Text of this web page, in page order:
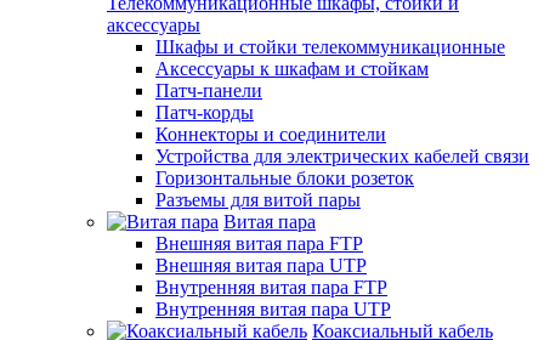
аксессуары
Шкафы и стойки телекоммуникационные
Аксессуары к шкафам и стойкам
Патч-панели
Патч-корды
Коннекторы и соединители
Устройства для электрических кабелей связи
Горизонтальные блоки розеток
Разъемы для витой пары
Витая пара
Внешняя витая пара FTP
Внешняя витая пара UTP
Внутренняя витая пара FTP
Внутренняя витая пара UTP
Коаксиальный кабель